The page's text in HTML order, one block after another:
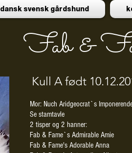
dansk svensk gårdshund
Fab &
Kull A født
Mor: Nuch Aridgeocrat`s
Se stamtavle
2 tisper og 2 hanner:
Fab & Fame`s Admirable Amie
Fab & Fame's Adorable Anna